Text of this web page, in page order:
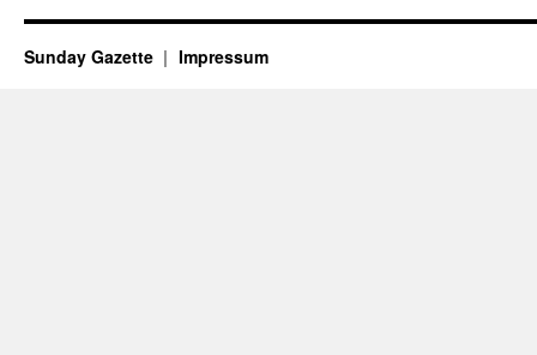
Sunday Gazette Impressum